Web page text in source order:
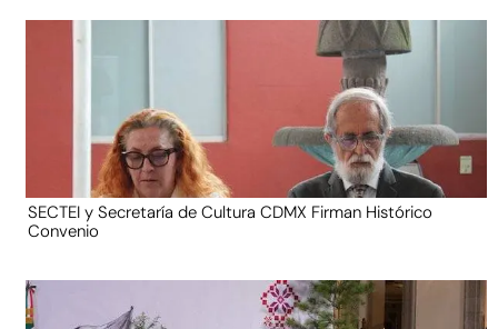
SECTEI y Secretaría de Cultura CDMX Firman Histórico
Convenio